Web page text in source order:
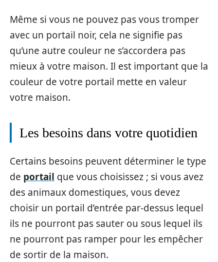
Même si vous ne pouvez pas vous tromper
avec un portail noir, cela ne signifie pas
qu’une autre couleur ne s’accordera pas
mieux à votre maison. Il est important que la
couleur de votre portail mette en valeur
votre maison.
Les besoins dans votre quotidien
Certains besoins peuvent déterminer le type
de portail que vous choisissez ; si vous avez
des animaux domestiques, vous devez
choisir un portail d’entrée par-dessus lequel
ils ne pourront pas sauter ou sous lequel ils
ne pourront pas ramper pour les empêcher
de sortir de la maison.